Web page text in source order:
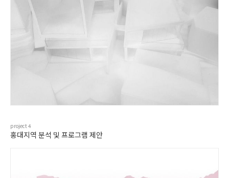
project4
홍대지역 분석 및 프로그램 제안